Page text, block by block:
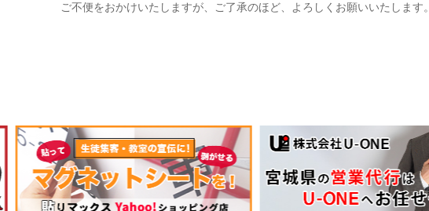
ご不便をおかけいたしますが、ご了承のほど、よろしくお願いいたします。